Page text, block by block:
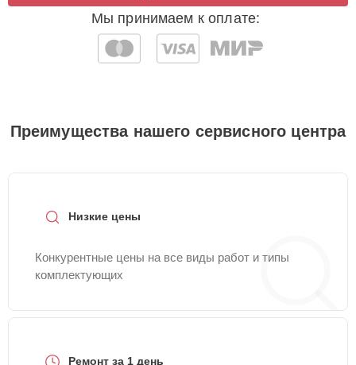
Мы принимаем к оплате:
Преимущества нашего сервисного центра
Низкие цены
Конкурентные цены на все виды работ и типы
комплектующих
Ремонт за 1 день